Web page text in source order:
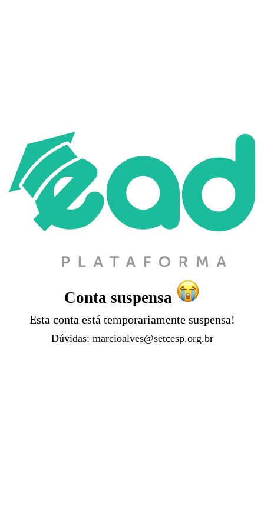
Conta suspensa
Esta conta está temporariamente suspensa!
Dúvidas: marcioalves@setcesp.org.br